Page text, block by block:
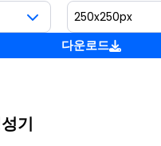
다운로드
기